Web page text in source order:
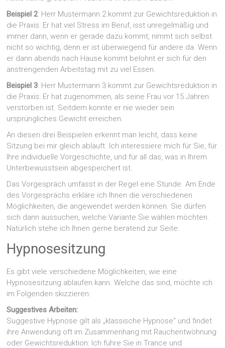
Beispiel 2: Herr Mustermann 2 kommt zur Gewichtsreduktion in
die Praxis: Er hat viel Stress im Beruf, isst unregelmäßig und
immer dann, wenn er gerade dazu kommt, nimmt sich selbst
nicht so wichtig, denn er ist überwiegend für andere da. Wenn
er dann abends nach Hause kommt belohnt er sich für den
anstrengenden Arbeitstag mit zu viel Essen.
Beispiel 3: Herr Mustermann 3 kommt zur Gewichtsreduktion in
die Praxis: Er hat zugenommen, als seine Frau vor 15 Jahren
verstorben ist. Seitdem konnte er nie wieder sein
ursprüngliches Gewicht erreichen.
An diesen drei Beispielen erkennt man leicht, dass keine
Sitzung bei mir gleich abläuft. Ich interessiere mich für Sie, für
Ihre individuelle Vorgeschichte, und für all das, was in Ihrem
Unterbewusstsein abgespeichert ist.
Das Vorgespräch umfasst in der Regel eine Stunde. Am Ende
des Vorgesprächs erkläre ich Ihnen die verschiedenen
Möglichkeiten, die angewendet werden können. Sie dürfen
sich dann aussuchen, welche Variante Sie wählen möchten.
Natürlich stehe ich Ihnen gerne beratend zur Seite.
Hypnosesitzung
Es gibt viele verschiedene Möglichkeiten, wie eine
Hypnosesitzung ablaufen kann. Welche das sind, möchte ich
im Folgenden skizzieren:
Suggestives Arbeiten:
Suggestive Hypnose gilt als „klassische Hypnose“ und findet
ihre Anwendung oft im Zusammenhang mit Rauchentwöhnung
oder Gewichtsreduktion: Ich führe Sie in Trance und